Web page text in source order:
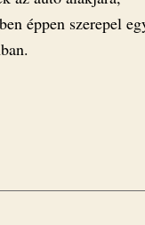
éppen szerepel